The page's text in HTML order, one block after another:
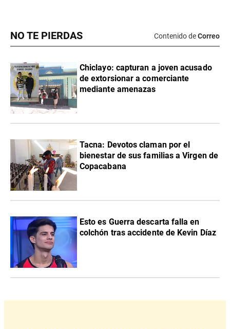
NO TE PIERDAS Contenido deCorreo
Chiclayo: capturan a joven acusado
de extorsionar a comerciante
mediante amenazas
Tacna: Devotos claman por el
bienestar de sus familias a Virgen de
Copacabana
Esto es Guerra descarta falla en
colchón tras accidente de Kevin Díaz